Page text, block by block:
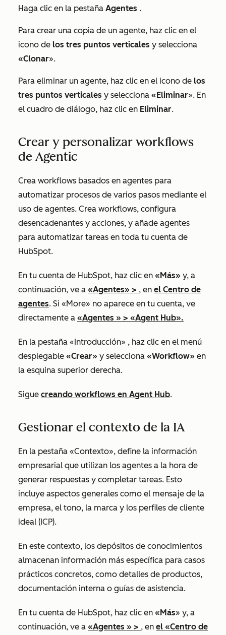
Haga clic en la pestaña Agentes .
Para crear una copia de un agente, haz clic en el
icono de los tres puntos verticales y selecciona
«Clonar».
Para eliminar un agente, haz clic en el icono de los
tres puntos verticales y selecciona «Eliminar». En
el cuadro de diálogo, haz clic en Eliminar.
Crear y personalizar workflows
de Agentic
Crea workflows basados en agentes para
automatizar procesos de varios pasos mediante el
uso de agentes. Crea workflows, configura
desencadenantes y acciones, y añade agentes
para automatizar tareas en toda tu cuenta de
HubSpot.
En tu cuenta de HubSpot, haz clic en «Más» y, a
continuación, ve a «Agentes» > , en el Centro de
agentes. Si «More» no aparece en tu cuenta, ve
directamente a «Agentes » > «Agent Hub».
En la pestaña «Introducción» , haz clic en el menú
desplegable «Crear» y selecciona «Workflow» en
la esquina superior derecha.
Sigue creando workflows en Agent Hub.
Gestionar el contexto de la IA
En la pestaña «Contexto», define la información
empresarial que utilizan los agentes a la hora de
generar respuestas y completar tareas. Esto
incluye aspectos generales como el mensaje de la
empresa, el tono, la marca y los perfiles de cliente
ideal (ICP).
En este contexto, los depósitos de conocimientos
almacenan información más específica para casos
prácticos concretos, como detalles de productos,
documentación interna o guías de asistencia.
En tu cuenta de HubSpot, haz clic en «Más» y, a
continuación, ve a «Agentes » > , en el «Centro de